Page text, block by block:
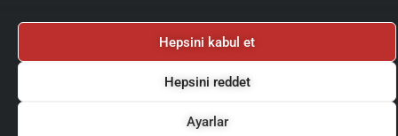
Hepsini kabul et
Hepsini reddet
Ayarlar
Kişisel Verilerin İşlenmesi ve Korunması